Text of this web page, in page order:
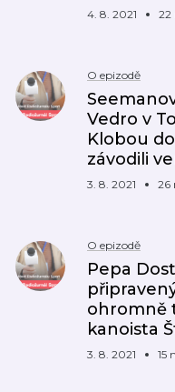
4. 8. 2021 22
O epizodě
Vedro v
Klobou
závodili
3. 8. 2021 26
O epizodě
Pepa
ohromně
kanoista
3. 8. 2021 15